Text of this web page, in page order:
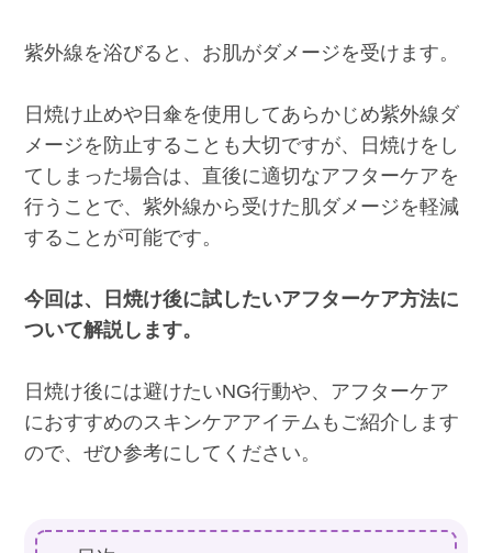
紫外線を浴びると、お肌がダメージを受けます。
日焼け止めや日傘を使用してあらかじめ紫外線ダ
メージを防止することも大切ですが、日焼けをし
てしまった場合は、直後に適切なアフターケアを
行うことで、紫外線から受けた肌ダメージを軽減
することが可能です。
今回は、日焼け後に試したいアフターケア方法に
ついて解説します。
日焼け後には避けたいNG行動や、アフターケア
におすすめのスキンケアアイテムもご紹介します
ので、ぜひ参考にしてください。